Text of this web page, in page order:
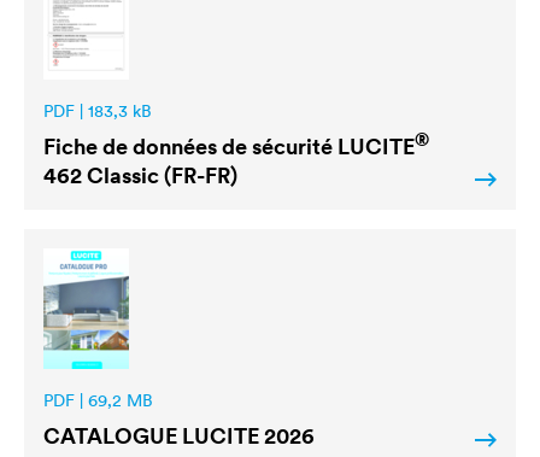
PDF | 183,3 kB
Fiche de données de sécurité LUCITE®
462 Classic (FR-FR)
PDF | 69,2 MB
CATALOGUE LUCITE2026